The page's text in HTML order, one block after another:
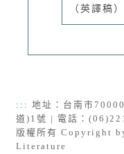
（英譯稿）
::: 地址：台南市
道)1號 | 電話：
版權所有 Copyright
Literature